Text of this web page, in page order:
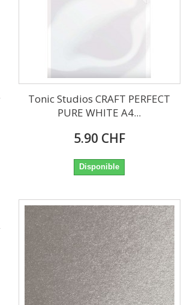
Tonic Studios CRAFT PERFECT
PURE WHITE A4...
5.90 CHF
Disponible